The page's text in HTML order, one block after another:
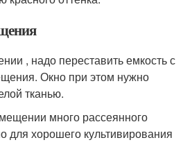
, надо переставить емкость с
Окно при этом нужно
тканью.
много рассеянного
для хорошего культивирования